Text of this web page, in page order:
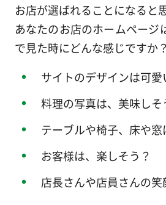
お店が選ばれることになると
あなたのお店のホームページ
で見た時にどんな感じですか？
サイトのデザインは可愛
料理の写真は、美味しそ
テーブルや椅子、床や窓
お客様は、楽しそう？
店長さんや店員さんの笑